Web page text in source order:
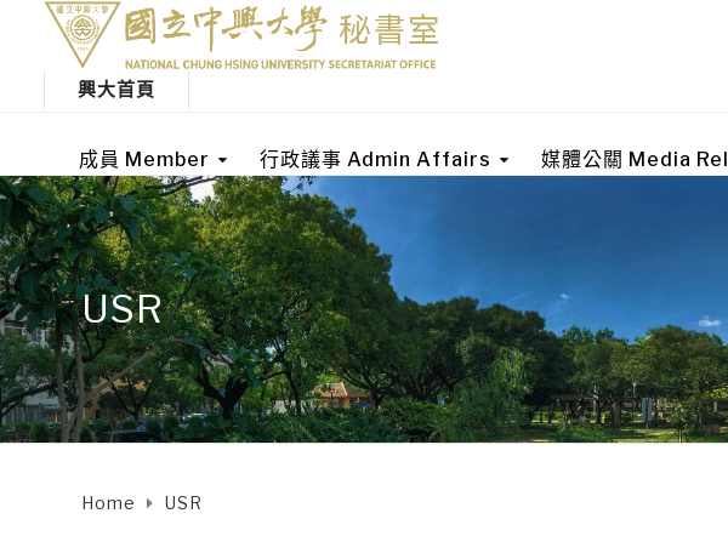
興大首頁
成員 Member 行政議事 Admin Affairs 媒體公關 Media
USR
Home USR